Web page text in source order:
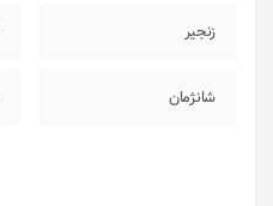
زنجیر
شانژمان